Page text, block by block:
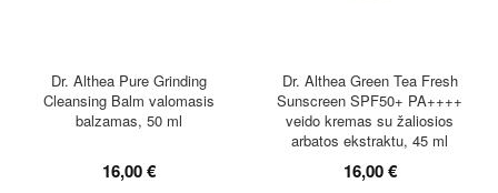
Dr. Althea Pure Grinding
Cleansing Balm valomasis
balzamas, 50 ml
16,00€
Dr. Althea Green Tea Fresh
Sunscreen SPF50+ PA++++
veido kremas su žaliosios
arbatos ekstraktu, 45 ml
16,00€